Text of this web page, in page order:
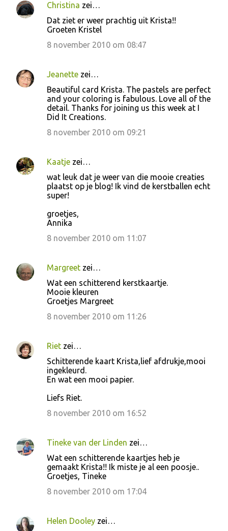
Christina zei…
Dat ziet er weer prachtig uit Krista!!
Groeten Kristel
8 november 2010 om 08:47
Jeanette zei…
Beautiful card Krista. The pastels are perfect
and your coloring is fabulous. Love all of the
detail. Thanks for joining us this week at I
Did It Creations.
8 november 2010 om 09:21
Kaatje zei…
wat leuk dat je weer van die mooie creaties
plaatst op je blog! Ik vind de kerstballen echt
super!
groetjes,
Annika
8 november 2010 om 11:07
Margreet zei…
Wat een schitterend kerstkaartje.
Mooie kleuren
Groetjes Margreet
8 november 2010 om 11:26
Riet zei…
Schitterende kaart Krista,lief afdrukje,mooi
ingekleurd.
En wat een mooi papier.
Liefs Riet.
8 november 2010 om 16:52
Tineke van der Linden zei…
Wat een schitterende kaartjes heb je
gemaakt Krista!! Ik miste je al een poosje..
Groetjes, Tineke
8 november 2010 om 17:04
Helen Dooley zei…